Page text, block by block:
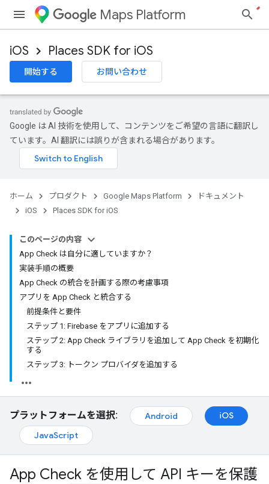
Maps Platform
iOS Places SDK for iOS
開始する お問い合わせ
Google は AI 技術を使用して、コンテンツをご希望の言語に翻訳し
ています。AI 翻訳には誤りが含まれる場合があります。
ホーム プロダクト Google Maps Platform
ドキュメント
iOS
Places SDK for iOS
このページの内容
App Check は自分に適していますか？
実装手順の概要
App Check の統合を計画する際の考慮事項
アプリを App Check と統合する
前提条件と要件
ステップ 1: Firebase をアプリに追加する
ステップ 2: App Check ライブラリを追加して App Check を初期化
する
ステップ 3: トークン プロバイダを追加する
プラットフォームを選択: Android
iOS
JavaScript
App Check を使用して API キーを保護